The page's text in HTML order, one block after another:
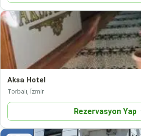
Aksa Hotel
Torbalı, İzmir
Rezervasyon Yap